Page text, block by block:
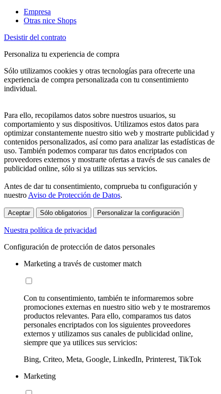
Empresa
Otras nice Shops
Desistir del contrato
Personaliza tu experiencia de compra
Sólo utilizamos cookies y otras tecnologías para ofrecerte una
experiencia de compra personalizada con tu consentimiento
individual.
Para ello, recopilamos datos sobre nuestros usuarios, su
comportamiento y sus dispositivos. Utilizamos estos datos para
optimizar constantemente nuestro sitio web y mostrarte publicidad y
contenidos personalizados, así como para analizar las estadísticas de
uso. También podemos comparar tus datos encriptados con
proveedores externos y mostrarte ofertas a través de sus canales de
publicidad online, sólo si ya utilizas sus servicios.
Antes de dar tu consentimiento, comprueba tu configuración y
nuestro Aviso de Protección de Datos.
Aceptar Sólo obligatorios Personalizar la configuración
Nuestra política de privacidad
Configuración de protección de datos personales
Marketing a través de customer match
Con tu consentimiento, también te informaremos sobre
promociones externas en nuestro sitio web y te mostraremos
productos relevantes. Para ello, comparamos tus datos
personales encriptados con los siguientes proveedores
externos y utilizamos sus canales de publicidad online,
siempre que ya utilices sus servicios:
Bing, Criteo, Meta, Google, LinkedIn, Printerest, TikTok
Marketing